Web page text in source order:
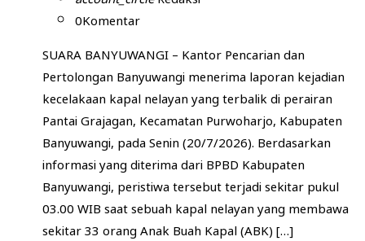
0Komentar
SUARA BANYUWANGI – Kantor Pencarian dan
Pertolongan Banyuwangi menerima laporan kejadian
kecelakaan kapal nelayan yang terbalik di perairan
Pantai Grajagan, Kecamatan Purwoharjo, Kabupaten
Banyuwangi, pada Senin (20/7/2026). Berdasarkan
informasi yang diterima dari BPBD Kabupaten
Banyuwangi, peristiwa tersebut terjadi sekitar pukul
03.00 WIB saat sebuah kapal nelayan yang membawa
sekitar 33 orang Anak Buah Kapal (ABK) […]